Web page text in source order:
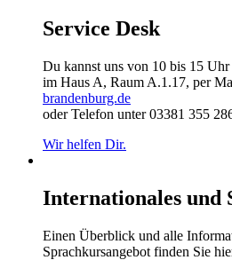
Service Desk
Du kannst uns von 10 bis 15 Uhr
im Haus A, Raum A.1.17, per
brandenburg.de
oder Telefon unter 03381 355
Wir helfen Dir.
Internationales und
Einen Überblick und alle
Sprachkursangebot finden Sie